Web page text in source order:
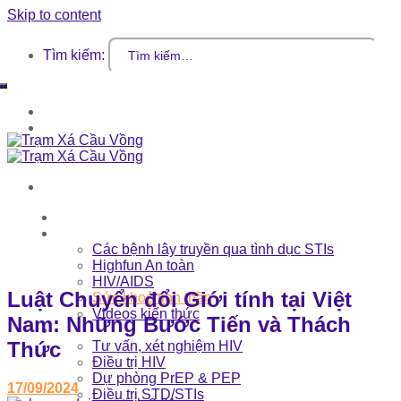
Skip to content
Tìm kiếm:
Các bệnh lây truyền qua tình dục STIs
Highfun An toàn
HIV/AIDS
Sức khoẻ tinh thần
Videos kiến thức
Dịch vụ
Tư vấn, xét nghiệm HIV
Điều trị HIV
Dự phòng PrEP & PEP
Điều trị STD/STIs
Luật Chuyển đổi Giới tính tại Việt
Nam: Những Bước Tiến và Thách
Thức
17/09/2024